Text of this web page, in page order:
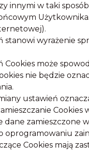
innymi w taki
stanowi wyrażenie
Cookies może
nie będzie
ustawień
dane zamieszczone
oprogramowaniu
Cookies mają